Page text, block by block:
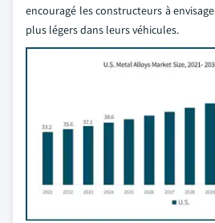
encouragé les constructeurs à
plus légers dans leurs véhicules.